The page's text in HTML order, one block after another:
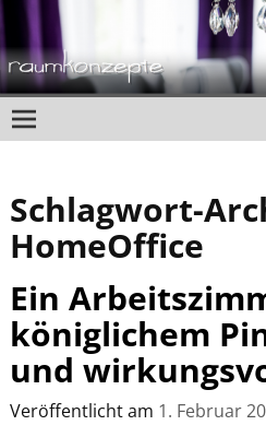
Schlagwort-
HomeOffice
Ein
königlichem
und
Veröffentlicht am 1. Februar